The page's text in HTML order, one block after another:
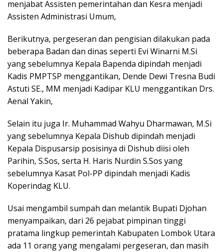
menjabat Assisten pemerintahan dan Kesra menjadi
Assisten Administrasi Umum,
Berikutnya, pergeseran dan pengisian dilakukan pada
beberapa Badan dan dinas seperti Evi Winarni M.Si
yang sebelumnya Kepala Bapenda dipindah menjadi
Kadis PMPTSP menggantikan, Dende Dewi Tresna Budi
Astuti SE., MM menjadi Kadipar KLU menggantikan Drs.
Aenal Yakin,
Selain itu juga Ir. Muhammad Wahyu Dharmawan, M.Si
yang sebelumnya Kepala Dishub dipindah menjadi
Kepala Dispusarsip posisinya di Dishub diisi oleh
Parihin, S.Sos, serta H. Haris Nurdin S.Sos yang
sebelumnya Kasat Pol-PP dipindah menjadi Kadis
Koperindag KLU.
Usai mengambil sumpah dan melantik Bupati Djohan
menyampaikan, dari 26 pejabat pimpinan tinggi
pratama lingkup pemerintah Kabupaten Lombok Utara
ada 11 orang yang mengalami pergeseran, dan masih